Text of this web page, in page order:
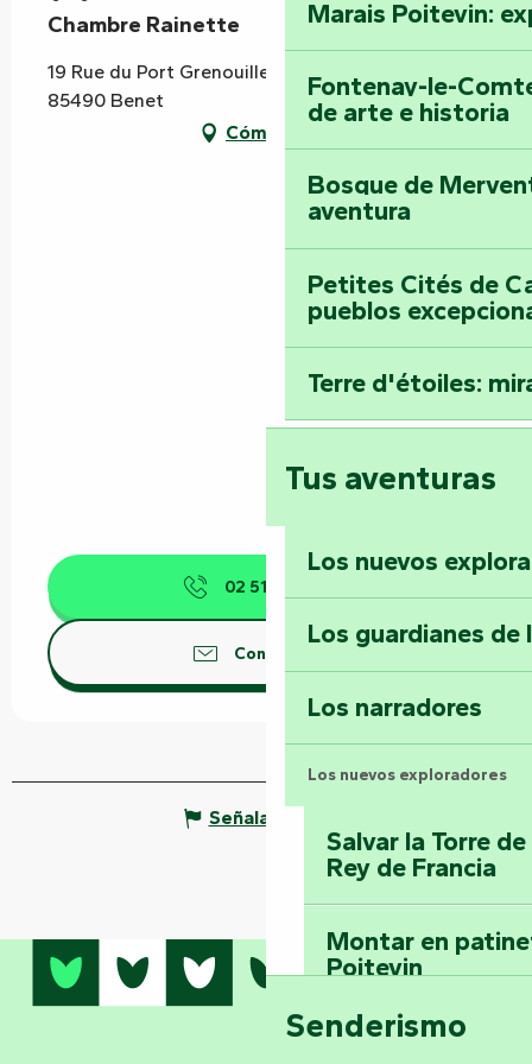
Marais Poitevin:
Fontenay-le-
de arte e historia
Bosque de
aventura
Petites Cités de
pueblos
Terre d'étoiles:
Tus aventuras
Los nuevos
Los guardianes de
Los narradores
Los nuevos exploradores
Salvar la Torre
Rey de Francia
Montar en
Poitevin
Domine los
Senderismo
Chambre Rainette
19 Rue du Port Grenouillet, Sainte Christine,
85490 Benet
Cómo llegar
02 51 52 98
Contáctenos
Señalar un error